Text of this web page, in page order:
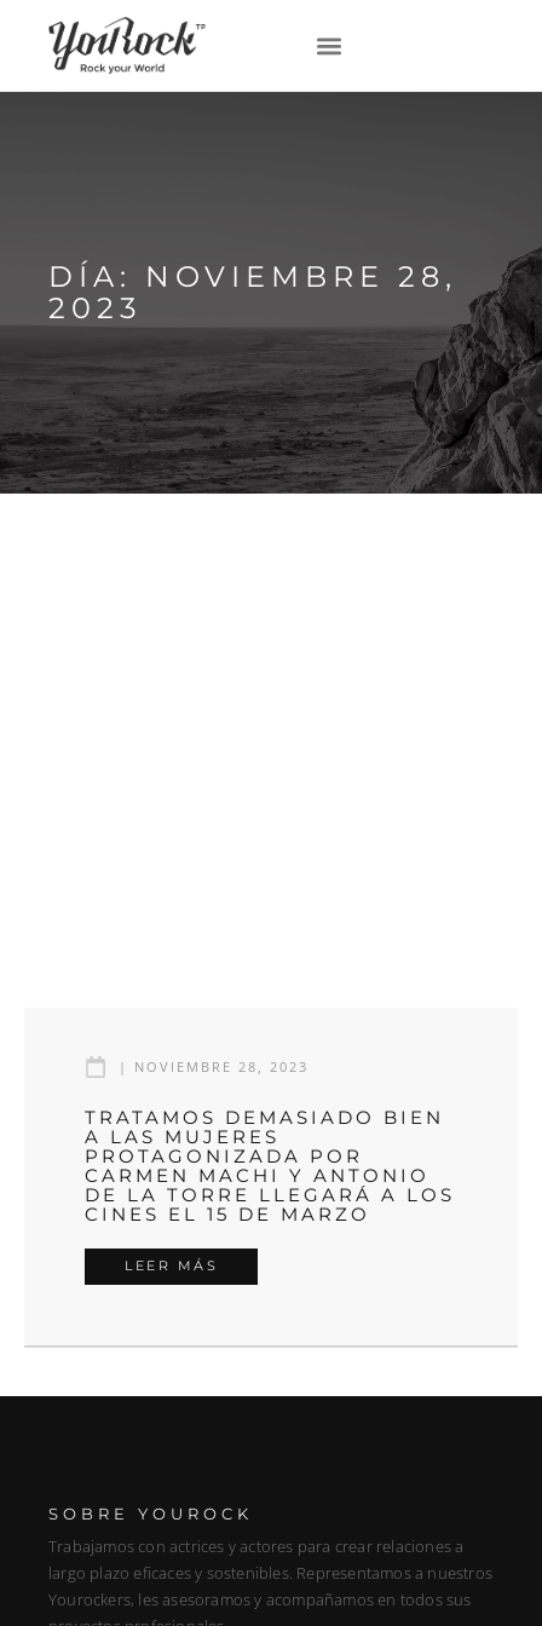
DÍA: NOVIEMBRE 28,
2023
| NOVIEMBRE 28, 2023
TRATAMOS DEMASIADO BIEN
A LAS MUJERES
PROTAGONIZADA POR
CARMEN MACHI Y ANTONIO
DE LA TORRE LLEGARÁ A LOS
CINES EL 15 DE MARZO
LEER MÁS
SOBRE YOUROCK
Trabajamos con actrices y actores para crear relaciones a
largo plazo eficaces y sostenibles. Representamos a nuestros
Yourockers, les asesoramos y acompañamos en todos sus